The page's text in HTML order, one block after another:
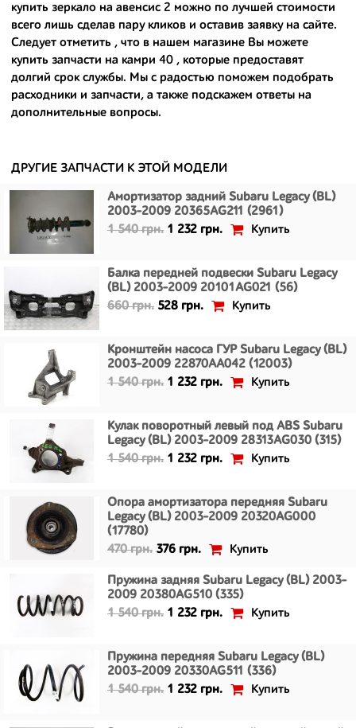
Ведь наши запчасти:
- доступные по цене;
- сняты только с автомобилей, которые ездили по превосходным
европейским и японским дорогам;
- имеют большой запас прочности и невыробатанный ресурс, и
купить зеркало на авенсис 2 можно по лучшей стоимости
всего лишь сделав пару кликов и оставив заявку на сайте.
Следует отметить , что в нашем магазине Вы можете
купить запчасти на камри 40 , которые предоставят
долгий срок службы. Мы с радостью поможем подобрать
расходники и запчасти, а также подскажем ответы на
дополнительные вопросы.
ДРУГИЕ ЗАПЧАСТИ К ЭТОЙ МОДЕЛИ
Амортизатор задний Subaru Legacy (BL)
2003-2009 20365AG211 (2961)
1 540 грн. 1 232 грн. Купить
Балка передней подвески Subaru Legacy
(BL) 2003-2009 20101AG021 (56)
660 грн. 528 грн. Купить
Кронштейн насоса ГУР Subaru Legacy (BL)
2003-2009 22870AA042 (12003)
1 540 грн. 1 232 грн. Купить
Кулак поворотный левый под ABS Subaru
Legacy (BL) 2003-2009 28313AG030 (315)
1 540 грн. 1 232 грн. Купить
Опора амортизатора передняя Subaru
Legacy (BL) 2003-2009 20320AG000
(17780)
470 грн. 376 грн. Купить
Пружина задняя Subaru Legacy (BL) 2003-
2009 20380AG510 (335)
1 540 грн. 1 232 грн. Купить
Пружина передняя Subaru Legacy (BL)
2003-2009 20330AG511 (336)
1 540 грн. 1 232 грн. Купить